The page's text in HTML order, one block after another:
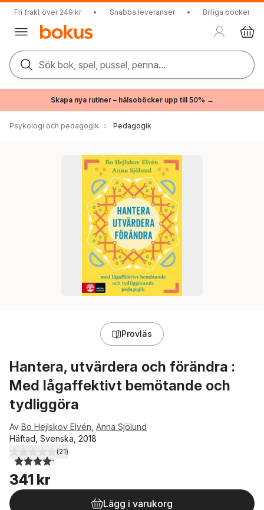
Fri frakt över 249 kr • Snabba leveranser • Billiga böcker
Sök bok, spel, pussel, penna...
Skapa nya rutiner – hälsoböcker upp till 50% →
Psykologi och pedagogik Pedagogik
Provläs
Hantera, utvärdera och förändra :
Med lågaffektivt bemötande och
tydliggöra
Av Bo Hejlskov Elvén Anna Sjölund
Häftad, Svenska, 2018
4,2utav 5 stjärnor. Totalt antal röster:
(21)
341 kr
Lägg i varukorg